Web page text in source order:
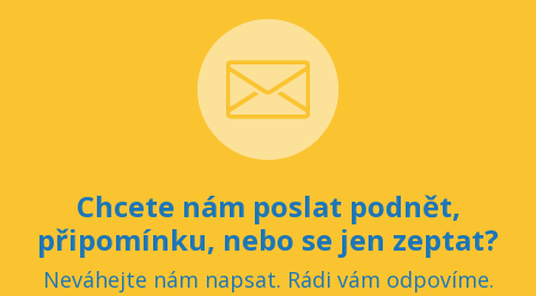
Chcete nám poslat podnět,
připomínku, nebo se jen zeptat?
Neváhejte nám napsat. Rádi vám odpovíme.